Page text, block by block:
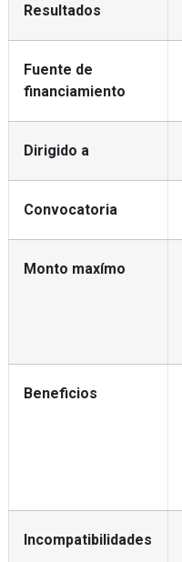
Resultados
Fuente de
financiamiento
Dirigido a
Convocatoria
Monto maxímo
Beneficios
Incompatibilidades